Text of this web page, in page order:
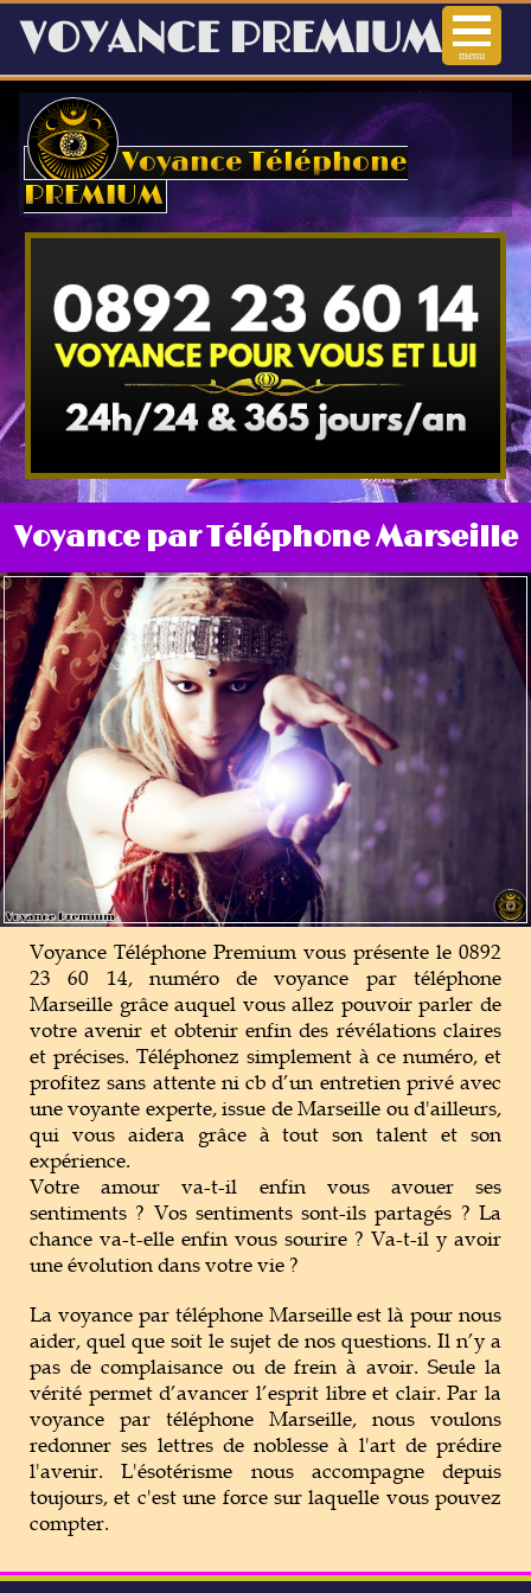
Voyance Téléphone
PREMIUM
menu
VOYANCE PREMIUM
Voyance Audiotel
Voyance téléphone
Arts Divinatoires
Horoscope en ligne
Magie Voyance
Outils de Voyance
Tarot & Oracle
Voyance par Téléphone Marseille
Voyance Téléphone Premium vous présente le 0892
23 60 14, numéro de voyance par téléphone
Marseille grâce auquel vous allez pouvoir parler de
votre avenir et obtenir enfin des révélations claires
et précises. Téléphonez simplement à ce numéro, et
profitez sans attente ni cb d’un entretien privé avec
une voyante experte, issue de Marseille ou d'ailleurs,
qui vous aidera grâce à tout son talent et son
expérience.
Votre amour va-t-il enfin vous avouer ses
sentiments ? Vos sentiments sont-ils partagés ? La
chance va-t-elle enfin vous sourire ? Va-t-il y avoir
une évolution dans votre vie ?
La voyance par téléphone Marseille est là pour nous
aider, quel que soit le sujet de nos questions. Il n’y a
pas de complaisance ou de frein à avoir. Seule la
vérité permet d’avancer l’esprit libre et clair. Par la
voyance par téléphone Marseille, nous voulons
redonner ses lettres de noblesse à l'art de prédire
l'avenir. L'ésotérisme nous accompagne depuis
toujours, et c'est une force sur laquelle vous pouvez
compter.